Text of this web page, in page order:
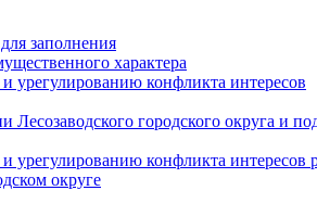
заполнения
характера
конфликта интересов
городского округа и
конфликта
округе